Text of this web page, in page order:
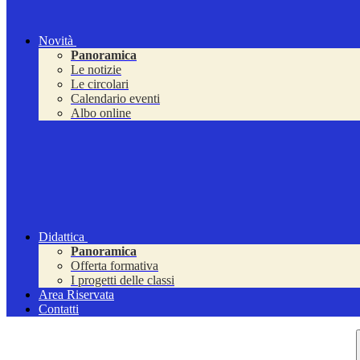
Novità
Panoramica
Le notizie
Le circolari
Calendario eventi
Albo online
Didattica
Panoramica
Offerta formativa
I progetti delle classi
Area Riservata
Contatti